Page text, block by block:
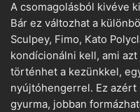
A csomagolásból kivéve
Bár ez változhat a
Sculpey, Fimo, Kato
kondícionálni kell, ami
történhet a kezünkkel,
nyújtóhengerrel. Ez
gyurma, jobban